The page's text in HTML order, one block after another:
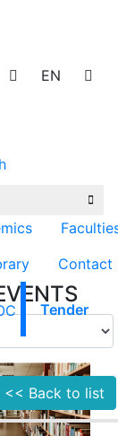
EN
Contact
Tender
<< Back to list